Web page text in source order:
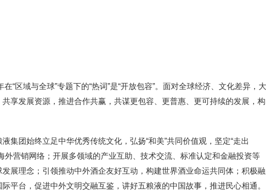
“区域与全球”专题下的“热词”是“开放包容”。面对全球经济、文化差异，大
享发展资源，推进合作共赢，共谋更包容、更普惠、更可持续的发展，构
集团始终立足中华优秀传统文化，弘扬“和美”共同价值观，坚定“走出
外营销网络；开展多领域的产业互助、技术交流、标准认定和金融投资等
展理念；引领推动中外酒企友好互动，构建世界酒业命运共同体；积极融
平台，促进中外文明交融互鉴，讲好五粮液的中国故事，推进民心相通。